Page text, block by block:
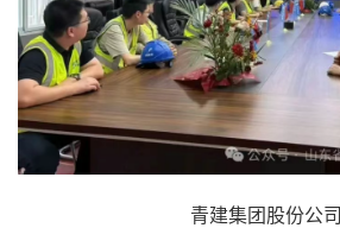
青建集团股份公司